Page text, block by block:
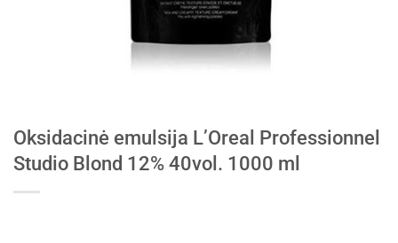
Oksidacinė emulsija L’Oreal Professionnel
Studio Blond 12% 40vol. 1000 ml